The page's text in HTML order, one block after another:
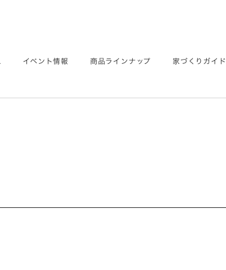
イベント情報 商品ラインナップ 家づくりガイド